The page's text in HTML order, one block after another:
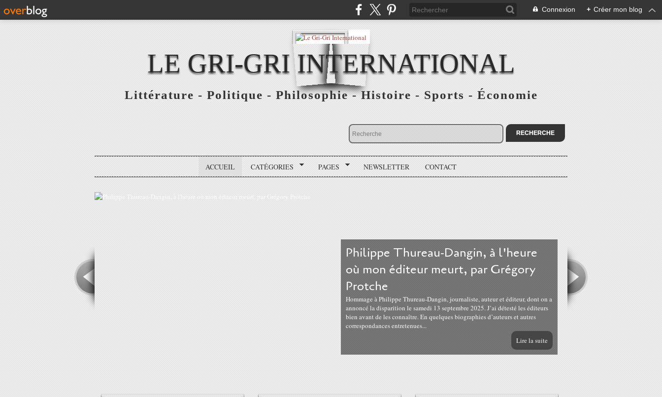
Connexion + Créer mon blog
LE GRI-GRI INTERNATIONAL
Littérature - Politique - Philosophie - Histoire - Sports - Économie
ACCUEIL CATÉGORIES PAGES NEWSLETTER CONTACT
Philippe Thureau-Dangin, à l'heure
où mon éditeur meurt, par Grégory
Protche
Hommage à Philippe Thureau-Dangin, journaliste, auteur et éditeur, dont on a
annoncé la disparition le samedi 13 septembre 2025. J’ai détesté les éditeurs
bien avant de les connaître. En quelques biographies d’auteurs et autres
correspondances entretenues...
Lire la suite